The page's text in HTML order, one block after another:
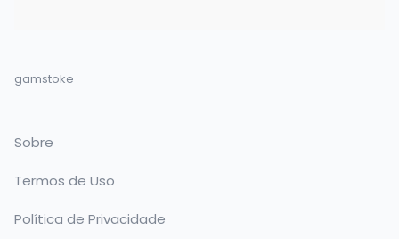
gamstoke
Sobre
Termos de Uso
Política de Privacidade